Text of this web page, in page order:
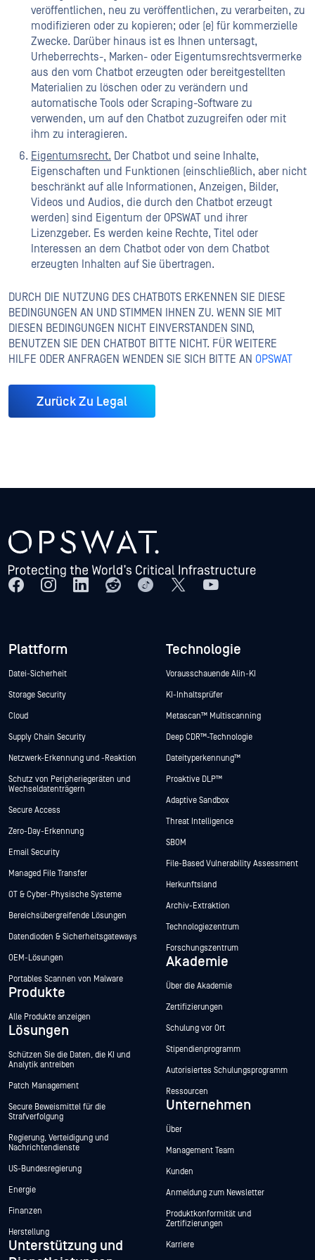
veröffentlichen, neu zu veröffentlichen, zu verarbeiten, zu
modifizieren oder zu kopieren; oder (e) für kommerzielle
Zwecke. Darüber hinaus ist es Ihnen untersagt,
Urheberrechts-, Marken- oder Eigentumsrechtsvermerke
aus den vom Chatbot erzeugten oder bereitgestellten
Materialien zu löschen oder zu verändern und
automatische Tools oder Scraping-Software zu
verwenden, um auf den Chatbot zuzugreifen oder mit
ihm zu interagieren.
Eigentumsrecht. Der Chatbot und seine Inhalte,
Eigenschaften und Funktionen (einschließlich, aber nicht
beschränkt auf alle Informationen, Anzeigen, Bilder,
Videos und Audios, die durch den Chatbot erzeugt
werden) sind Eigentum der OPSWAT und ihrer
Lizenzgeber. Es werden keine Rechte, Titel oder
Interessen an dem Chatbot oder von dem Chatbot
erzeugten Inhalten auf Sie übertragen.
DURCH DIE NUTZUNG DES CHATBOTS ERKENNEN SIE DIESE
BEDINGUNGEN AN UND STIMMEN IHNEN ZU. WENN SIE MIT
DIESEN BEDINGUNGEN NICHT EINVERSTANDEN SIND,
BENUTZEN SIE DEN CHATBOT BITTE NICHT. FÜR WEITERE
HILFE ODER ANFRAGEN WENDEN SIE SICH BITTE AN OPSWAT
Zurück Zu Legal
Plattform
Datei-Sicherheit
Storage Security
Cloud
Supply Chain Security
Netzwerk-Erkennung und -Reaktion
Schutz von Peripheriegeräten und
Wechseldatenträgern
Secure Access
Zero-Day-Erkennung
Email Security
Managed File Transfer
OT & Cyber-Physische Systeme
Bereichsübergreifende Lösungen
Datendioden & Sicherheitsgateways
OEM-Lösungen
Portables Scannen von Malware
Produkte
Alle Produkte anzeigen
Lösungen
Schützen Sie die Daten, die KI und
Analytik antreiben
Patch Management
Secure Beweismittel für die
Strafverfolgung
Regierung, Verteidigung und
Nachrichtendienste
US-Bundesregierung
Energie
Finanzen
Herstellung
Unterstützung und
Technologie
Vorausschauende Alin-KI
KI-Inhaltsprüfer
Metascan™ Multiscanning
Deep CDR™-Technologie
Dateityperkennung™
Proaktive DLP™
Adaptive Sandbox
Threat Intelligence
SBOM
File-Based Vulnerability Assessment
Herkunftsland
Archiv-Extraktion
Technologiezentrum
Forschungszentrum
Akademie
Über die Akademie
Zertifizierungen
Schulung vor Ort
Stipendienprogramm
Autorisiertes Schulungsprogramm
Ressourcen
Unternehmen
Über
Management Team
Kunden
Anmeldung zum Newsletter
Produktkonformität und
Zertifizierungen
Karriere